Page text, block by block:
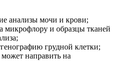
анализы мочи и крови;
микрофлору и образцы тканей
грудной клетки;
направить на